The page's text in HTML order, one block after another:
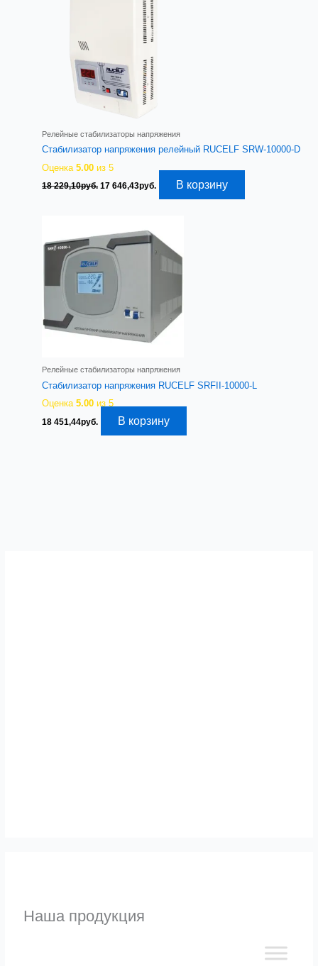
Релейные стабилизаторы напряжения
Стабилизатор напряжения релейный RUCELF SRW-10000-D
Оценка5.00 из 5
18 229,10руб. Первоначальная
17 646,43руб. ТекущаяВ корзину
Релейные стабилизаторы напряжения
Стабилизатор напряжения RUCELF SRFII-10000-L
Оценка5.00 из 5
18 451,44руб. В корзину
Наша продукция